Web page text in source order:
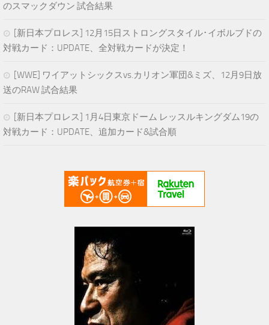
のスマックダウン 試合結果
[新日本プロレス] 12月15日ストロングスタイル･イボルブドの
対戦カード：UPDATE、全対戦カードが決定！
[WWE] ワイアットシックスvs.カリオン軍団&ミズ、12月9日放
送のRAW 試合結果
[新日本プロレス] 1月4日東京ドーム レッスルキングダム19の
対戦カード：UPDATE、追加カード&試合順